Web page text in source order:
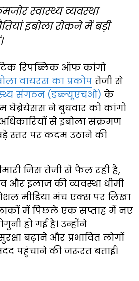
स्वास्थ्य व्यवस्था
इबोला रोकने में बड़ी
रिपब्लिक ऑफ कांगो
वायरस का प्रकोप तेजी से
संगठन (डब्ल्यूएचओ) के
घेब्रेयेसस ने बुधवार को कांगो
से इबोला संक्रमण
स्तर पर कदम उठाने की
जिस तेजी से फैल रही है,
इलाज की व्यवस्था धीमी
मीडिया मंच एक्स पर लिखा
में पिछले एक सप्ताह में नए
हो गई है। उन्होंने
बढ़ाने और प्रभावित लोगों
पहुंचाने की जरूरत बताई।